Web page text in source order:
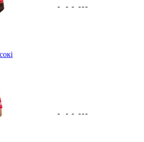
- - - ---
- - - ---